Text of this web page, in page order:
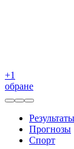
+1
обране
Результаты
Прогнозы
Спорт